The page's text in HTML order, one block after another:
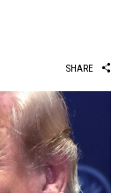
SHARE